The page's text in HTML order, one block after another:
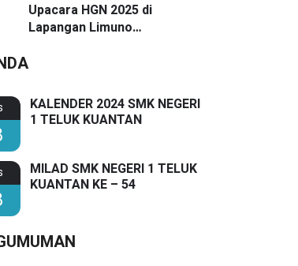
Upacara HGN 2025 di
Lapangan Limuno
KALENDER 2024 SMK NEGERI
1 TELUK KUANTAN
MILAD SMK NEGERI 1 TELUK
KUANTAN KE – 54